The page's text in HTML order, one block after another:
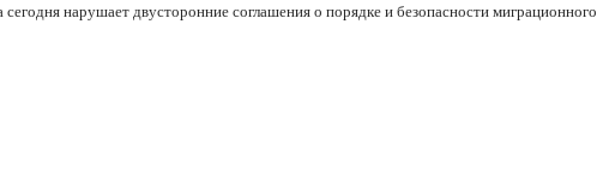
сегодня нарушает двусторонние соглашения о порядке и безопасности миграционного